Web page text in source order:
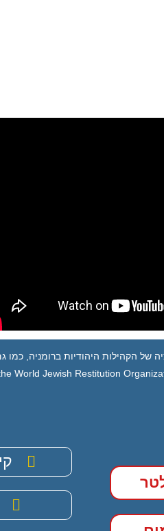
של הקהילות היהודיות ברומניה, כמו
World Jewish Restitution